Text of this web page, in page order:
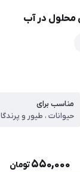
مناسب برای
حیوانات ، طیور و
550,000تومان